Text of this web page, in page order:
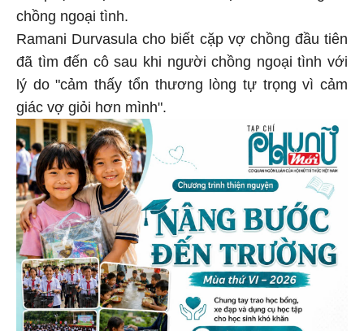
chồng ngoại tình.
Ramani Durvasula cho biết cặp vợ chồng đầu tiên
đã tìm đến cô sau khi người chồng ngoại tình với
lý do "cảm thấy tổn thương lòng tự trọng vì cảm
giác vợ giỏi hơn mình".